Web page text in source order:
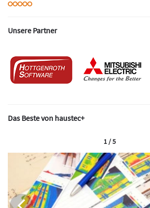
Unsere Partner
Das Beste von haustec+
1 / 5